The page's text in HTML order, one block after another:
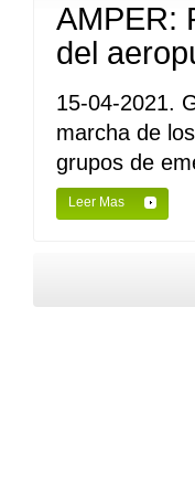
AMPER:
del
15-04-2021.
marcha de
grupos de
Leer Mas